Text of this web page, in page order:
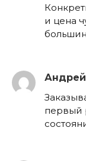
и цена
Андрей
первый